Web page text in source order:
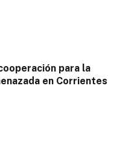
para la
en Corrientes